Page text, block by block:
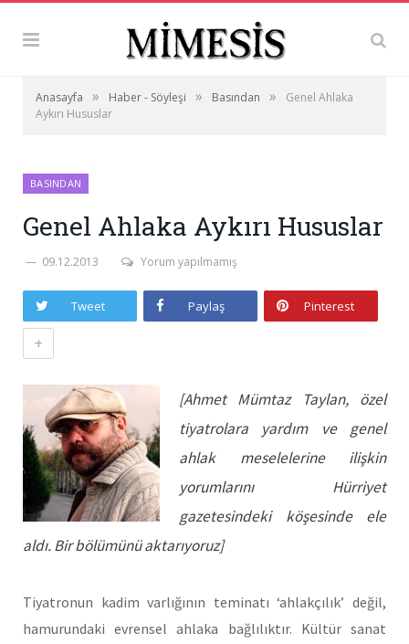
Anasayfa » Haber - Söyleşi » Basından »
Genel Ahlaka
Aykırı Hususlar
BASINDAN
Genel Ahlaka Aykırı Hususlar
09.12.2013 Yorum yapılmamış
Tweet Paylaş Pinterest
+
[Ahmet Mümtaz Taylan, özel
tiyatrolara yardım ve genel
ahlak meselelerine ilişkin
yorumlarını Hürriyet
gazetesindeki köşesinde ele
aldı. Bir bölümünü aktarıyoruz]
Tiyatronun kadim varlığının teminatı ‘ahlakçılık’ değil,
hamurundaki evrensel ahlaka bağlılıktır. Kültür sanat